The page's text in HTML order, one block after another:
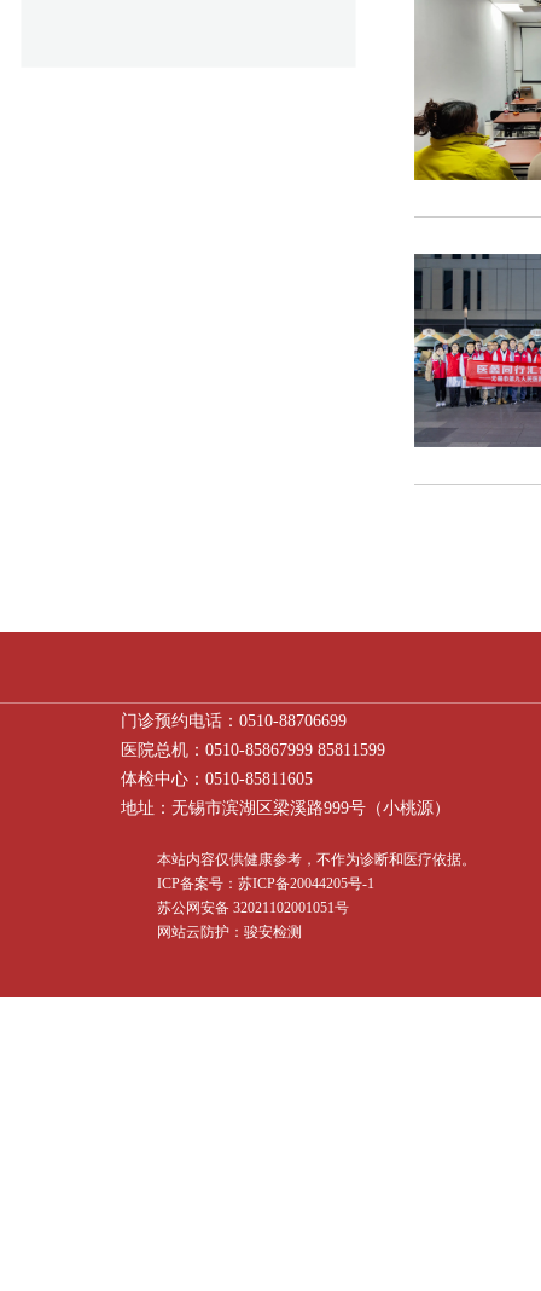
门诊预约电话：0510-88706699
医院总机：0510-85867999 85811599
体检中心：0510-85811605
地址：无锡市滨湖区梁溪路999号（小桃源）
本站内容仅供健康参考，不作为诊断和医疗依据。
ICP备案号：苏ICP备20044205号-1
苏公网安备 32021102001051号
网站云防护：骏安检测